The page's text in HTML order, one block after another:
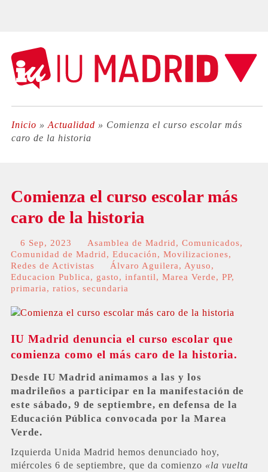
Inicio » Actualidad » Comienza el curso escolar más
caro de la historia
Comienza el curso escolar más
caro de la historia
6 Sep, 2023 Asamblea de Madrid, Comunicados,
Comunidad de Madrid, Educación, Movilizaciones,
Redes de Activistas
Álvaro Aguilera, Ayuso,
Educacion Publica, gasto, infantil, Marea Verde, PP,
primaria, ratios, secundaria
IU Madrid denuncia el curso escolar que
comienza como el más caro de la historia.
Desde IU Madrid animamos a las y los
madrileños a participar en la manifestación de
este sábado, 9 de septiembre, en defensa de la
Educación Pública convocada por la Marea
Verde.
Izquierda Unida Madrid hemos denunciado hoy,
miércoles 6 de septiembre, que da comienzo «la vuelta